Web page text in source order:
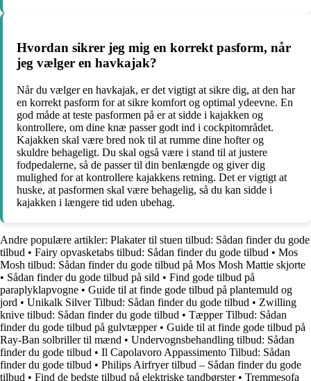
Hvordan sikrer jeg mig en korrekt pasform, når
jeg vælger en havkajak?
Når du vælger en havkajak, er det vigtigt at sikre dig, at den har
en korrekt pasform for at sikre komfort og optimal ydeevne. En
god måde at teste pasformen på er at sidde i kajakken og
kontrollere, om dine knæ passer godt ind i cockpitområdet.
Kajakken skal være bred nok til at rumme dine hofter og
skuldre behageligt. Du skal også være i stand til at justere
fodpedalerne, så de passer til din benlængde og giver dig
mulighed for at kontrollere kajakkens retning. Det er vigtigt at
huske, at pasformen skal være behagelig, så du kan sidde i
kajakken i længere tid uden ubehag.
Andre populære artikler: Plakater til stuen tilbud: Sådan finder du gode
tilbud • Fairy opvasketabs tilbud: Sådan finder du gode tilbud • Mos
Mosh tilbud: Sådan finder du gode tilbud på Mos Mosh Mattie skjorte
• Sådan finder du gode tilbud på sild • Find gode tilbud på
paraplyklapvogne • Guide til at finde gode tilbud på plantemuld og
jord • Unikalk Silver Tilbud: Sådan finder du gode tilbud • Zwilling
knive tilbud: Sådan finder du gode tilbud • Tæpper Tilbud: Sådan
finder du gode tilbud på gulvtæpper• Guide til at finde gode tilbud på
Ray-Ban solbriller til mænd • Undervognsbehandling tilbud: Sådan
finder du gode tilbud • Il Capolavoro Appassimento Tilbud: Sådan
finder du gode tilbud • Philips Airfryer tilbud – Sådan finder du gode
tilbud • Find de bedste tilbud på elektriske tandbørster• Tremmesofa